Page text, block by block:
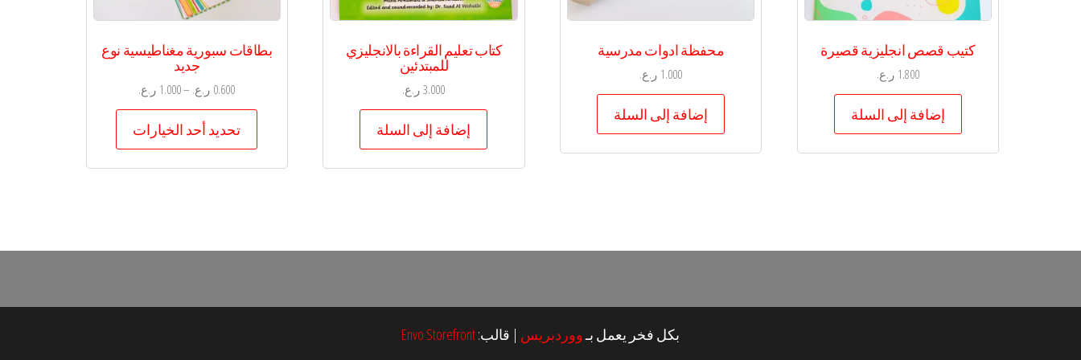
كتيب قصص انجليزية قصيرة
1.800 ر.ع.
إضافة إلى السلة
محفظة ادوات مدرسية
1.000 ر.ع.
إضافة إلى السلة
كتاب تعليم القراءة بالانجليزي
للمبتدئين
3.000 ر.ع.
إضافة إلى السلة
بطاقات سبورية مغناطيسية نوع
جديد
0.600 ر.ع. –
1.000 ر.ع.
تحديد أحد الخيارات
هناك
المنتج.
بكل فخر يعمل بـووردبريس | قالب:Envo Storefront